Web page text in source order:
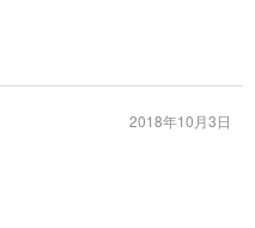
2018年10月3日